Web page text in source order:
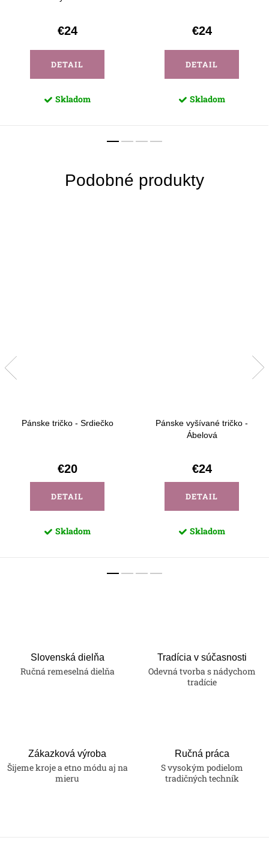
€24
DETAIL
Skladom
€24
DETAIL
Skladom
Pánske tričko - Srdiečko
€20
DETAIL
Skladom
Pánske vyšívané tričko -
Ábelová
€24
DETAIL
Skladom
Slovenská dielňa
Ručná remeselná dielňa
Tradícia v súčasnosti
Odevná tvorba s nádychom
tradície
Zákazková výroba
Šijeme kroje a etno módu aj na
mieru
Ručná práca
S vysokým podielom
tradičných techník